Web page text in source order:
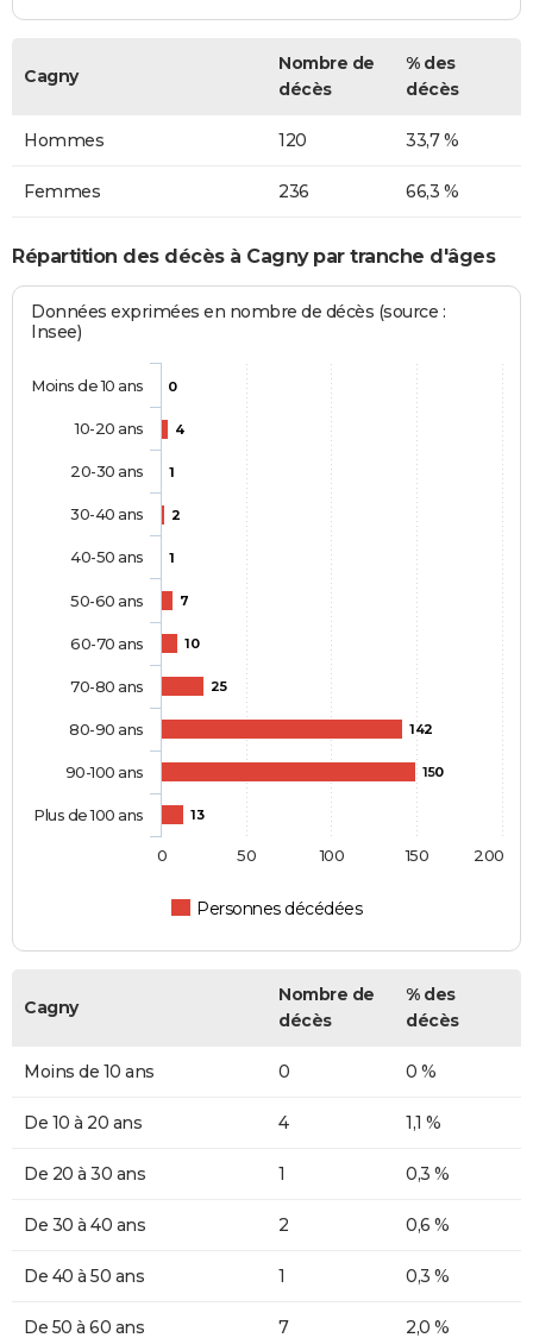
Cagny
Nombre de
décès
% des
décès
Hommes 120 33,7 %
Femmes 236 66,3 %
Répartition des décès à Cagny par tranche d'âges
Données exprimées en nombre de décès (source :
Insee)
0
4
1
2
1
7
10
25
142
150
13
Personnes décédées
Moins de 10 ans
10-20 ans
20-30 ans
30-40 ans
40-50 ans
50-60 ans
60-70 ans
70-80 ans
80-90 ans
90-100 ans
Plus de 100 ans
0 50 100 150 200
Cagny
Nombre de
décès
% des
décès
Moins de 10 ans 0 0 %
De 10 à 20 ans 4 1,1 %
De 20 à 30 ans 1 0,3 %
De 30 à 40 ans 2 0,6 %
De 40 à 50 ans 1 0,3 %
De 50 à 60 ans 7 2,0 %